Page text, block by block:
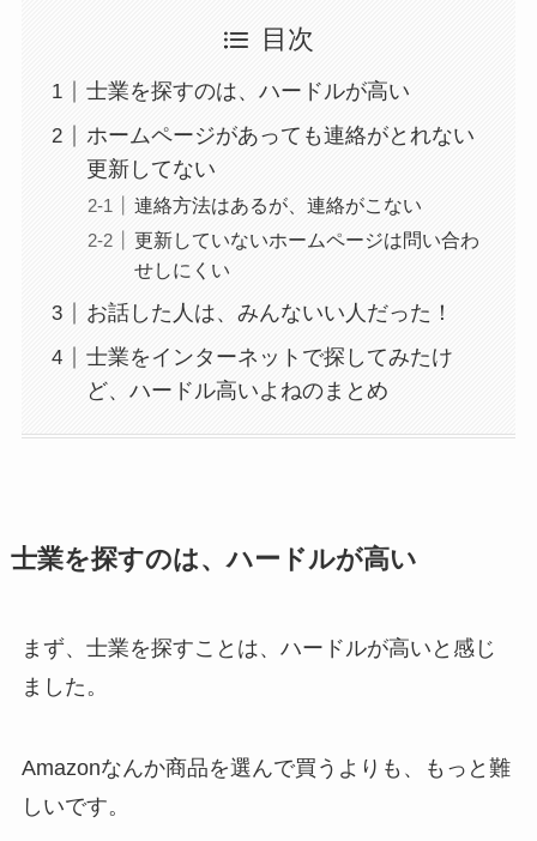
目次
士業を探すのは、ハードルが高い
ホームページがあっても連絡がとれない
更新してない
連絡方法はあるが、連絡がこない
更新していないホームページは問い合わ
せしにくい
お話した人は、みんないい人だった！
士業をインターネットで探してみたけ
ど、ハードル高いよねのまとめ
士業を探すのは、ハードルが高い
まず、士業を探すことは、ハードルが高いと感じ
ました。
Amazonなんか商品を選んで買うよりも、もっと難
しいです。